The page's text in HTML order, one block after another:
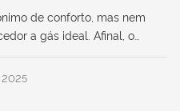
de conforto, mas nem
a gás ideal. Afinal, o…
2025